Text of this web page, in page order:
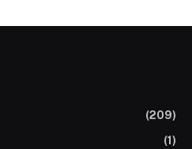
(209)
(1)